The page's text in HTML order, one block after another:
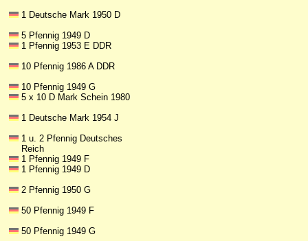
1 Deutsche Mark 1950 D
5 Pfennig 1949 D
1 Pfennig 1953 E DDR
10 Pfennig 1986 A DDR
10 Pfennig 1949 G
5 x 10 D Mark Schein 1980
1 Deutsche Mark 1954 J
1 u. 2 Pfennig Deutsches
Reich
1 Pfennig 1949 F
1 Pfennig 1949 D
2 Pfennig 1950 G
50 Pfennig 1949 F
50 Pfennig 1949 G